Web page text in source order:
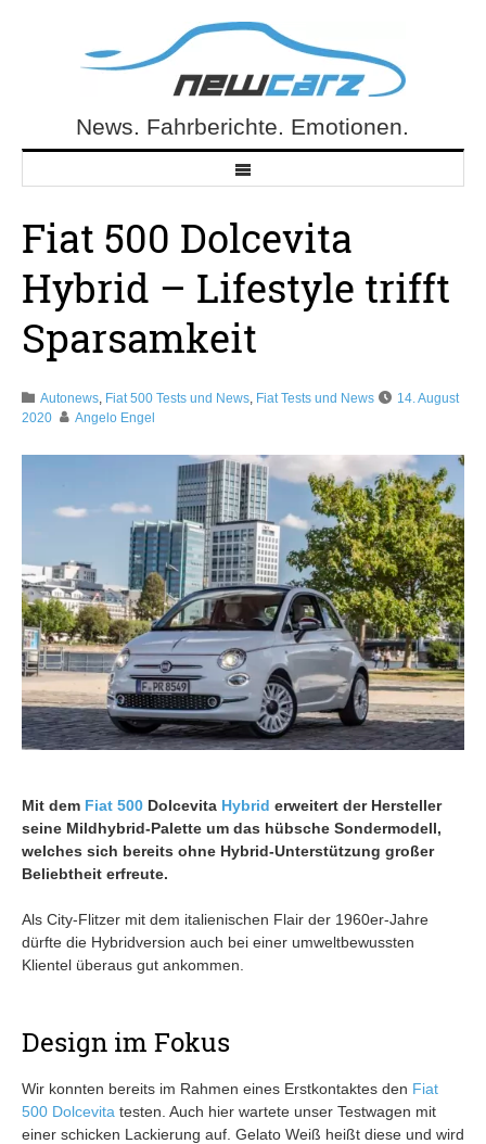
NewCarz.deNews. Fahrberichte. Emotionen.
Fiat 500 Dolcevita
Hybrid – Lifestyle trifft
Sparsamkeit
Autonews, Fiat 500 Tests und News, Fiat Tests und News
14. August
2020
Angelo Engel
Mit dem Fiat 500 Dolcevita Hybrid erweitert der Hersteller
seine Mildhybrid-Palette um das hübsche Sondermodell,
welches sich bereits ohne Hybrid-Unterstützung großer
Beliebtheit erfreute.
Als City-Flitzer mit dem italienischen Flair der 1960er-Jahre
dürfte die Hybridversion auch bei einer umweltbewussten
Klientel überaus gut ankommen.
Design im Fokus
Wir konnten bereits im Rahmen eines Erstkontaktes den Fiat
500 Dolcevita testen. Auch hier wartete unser Testwagen mit
einer schicken Lackierung auf. Gelato Weiß heißt diese und wird